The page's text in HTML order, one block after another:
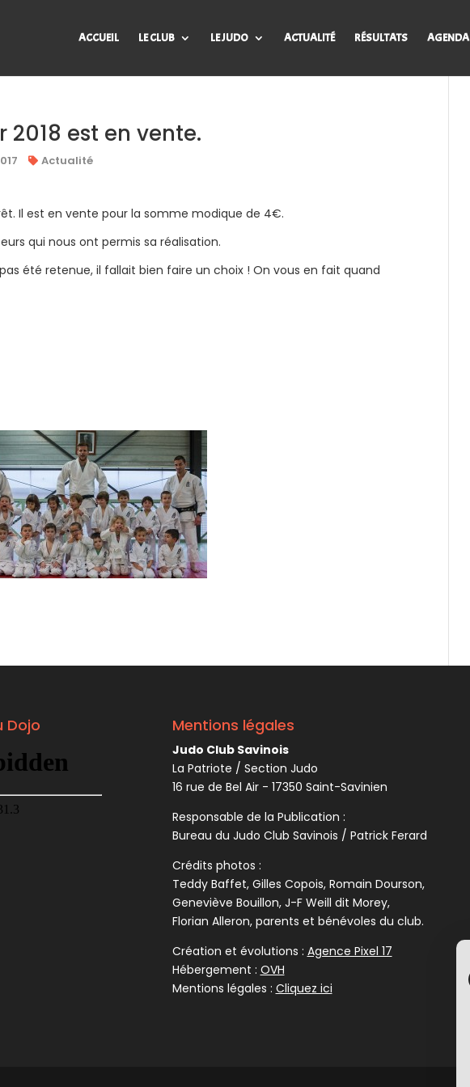
ACCUEIL LE CLUB LE JUDO ACTUALITÉ RÉSULTATS AGENDA
2018 est en vente.
Actualité
Il est en vente pour la somme modique de 4€.
qui nous ont permis sa réalisation.
été retenue, il fallait bien faire un choix ! On vous en fait quand
Dojo Mentions légales
Judo Club Savinois
La Patriote / Section Judo
16 rue de Bel Air - 17350 Saint-Savinien
Responsable de la Publication :
Bureau du Judo Club Savinois / Patrick Ferard
Crédits photos :
Teddy Baffet, Gilles Copois, Romain Dourson,
Geneviève Bouillon, J-F Weill dit Morey,
Florian Alleron, parents et bénévoles du club.
Création et évolutions : Agence Pixel 17
Hébergement : OVH
Mentions légales : Cliquez ici